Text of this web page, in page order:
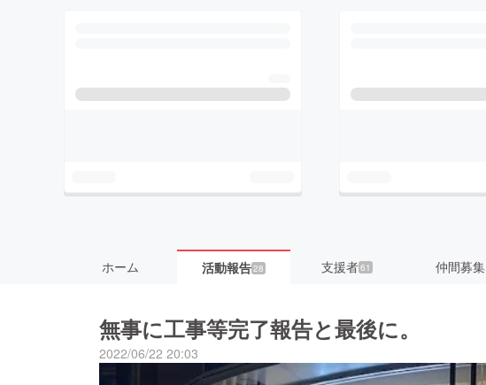
ホーム 活動報告28 支援者61 仲間募集
無事に工事等完了報告と最後に。
2022/06/22 20:03